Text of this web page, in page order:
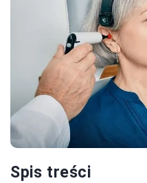
Spis treści